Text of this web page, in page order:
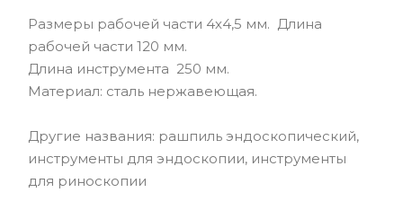
Размеры рабочей части 4х4,5 мм. Длина
рабочей части 120 мм.
Длина инструмента 250 мм.
Материал: сталь нержавеющая.
Другие названия: рашпиль эндоскопический,
инструменты для эндоскопии, инструменты
для риноскопии